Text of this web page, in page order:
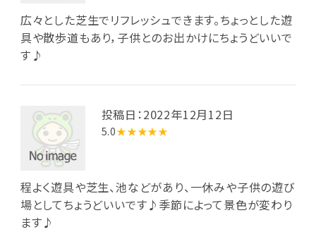
広々とした芝生でリフレッシュできます。ちょっとした遊
具や散歩道もあり，子供とのお出かけにちょうどいいで
す♪
投稿日：2022年12月12日
5.0★★★★★
程よく遊具や芝生、池などがあり、一休みや子供の遊び
場としてちょうどいいです♪季節によって景色が変わり
ます♪